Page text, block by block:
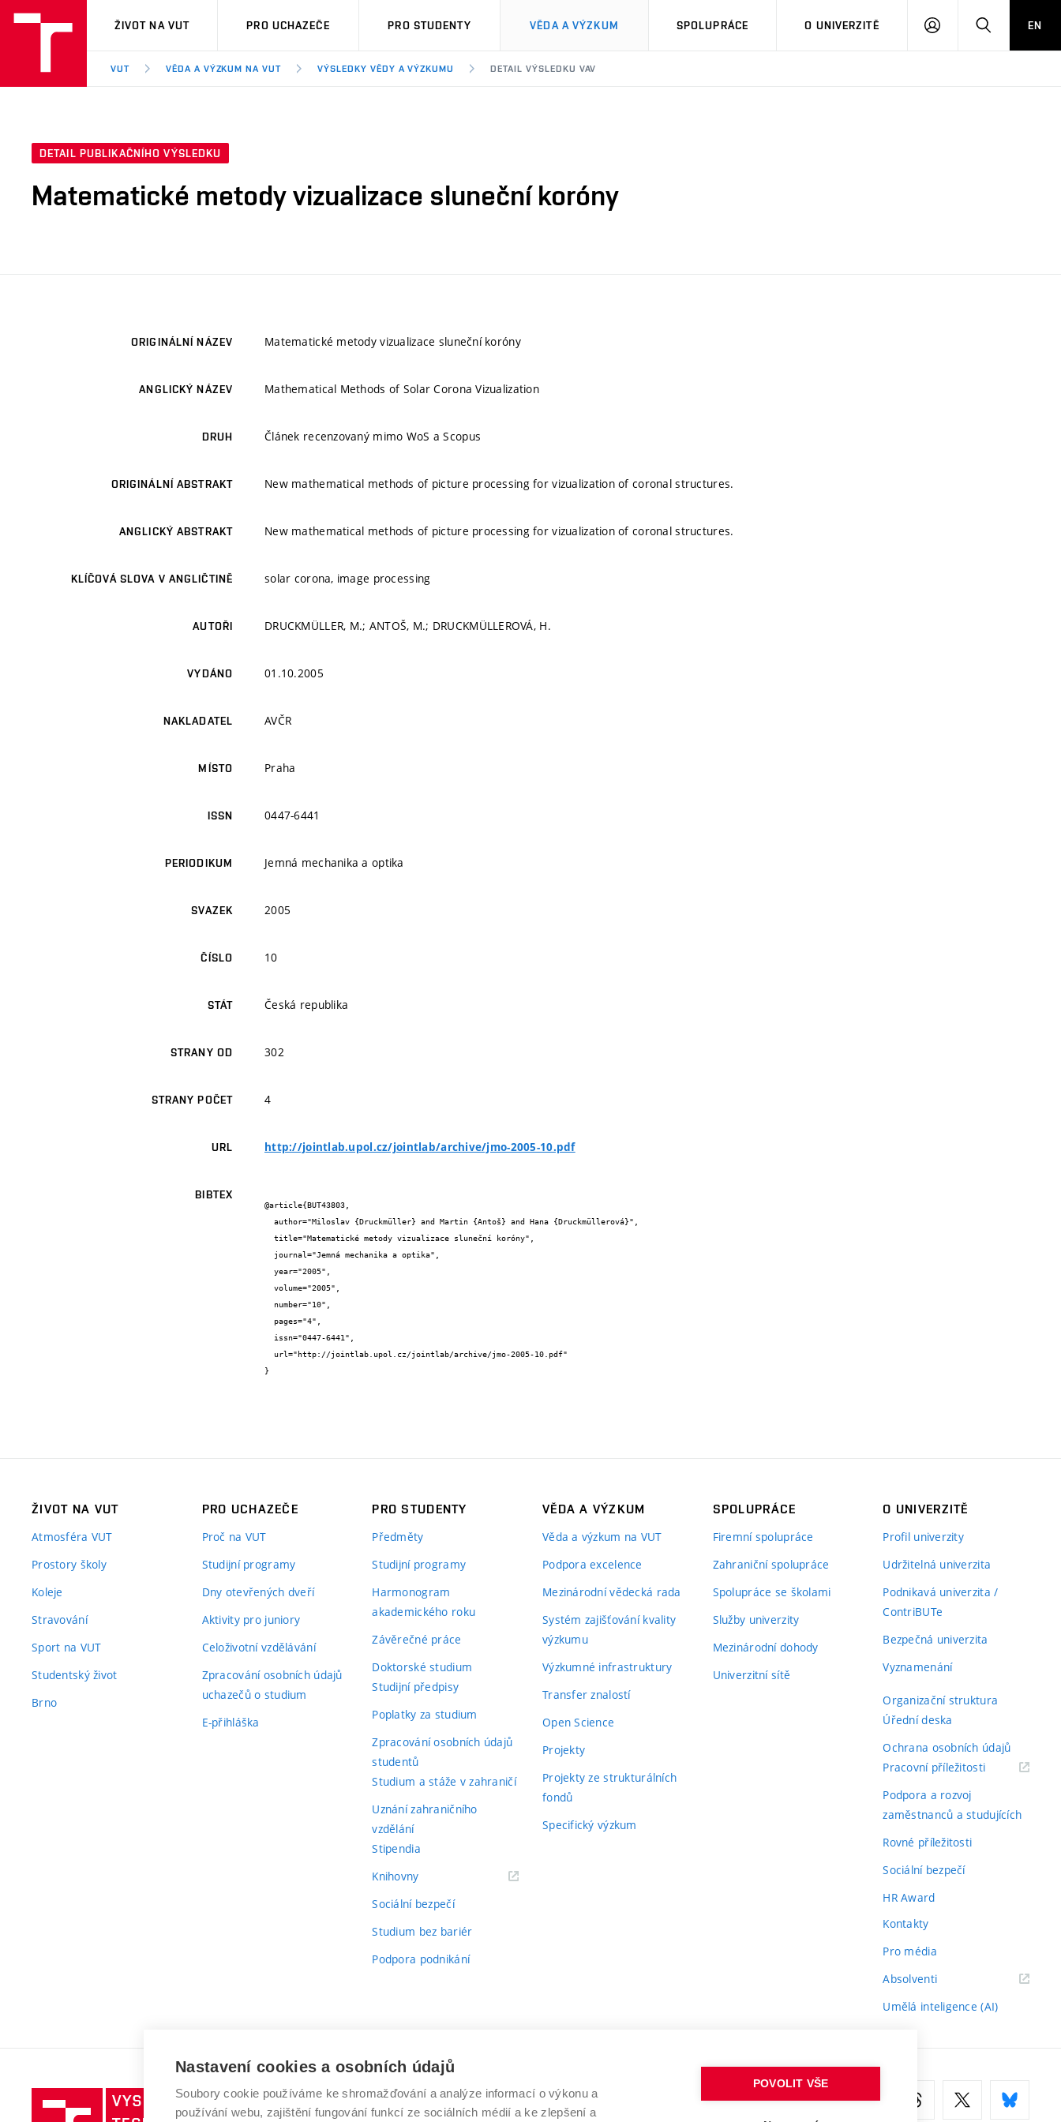
VUT
ŽIVOT NA VUT PRO UCHAZEČE PRO STUDENTY VĚDA A VÝZKUM SPOLUPRÁCE O UNIVERZITĚ
PŘIHLÁSIT HLEDATEN
VUT VĚDA A VÝZKUM NA VUT VÝSLEDKY VĚDY A VÝZKUMU DETAIL VÝSLEDKU VAV
DETAIL PUBLIKAČNÍHO VÝSLEDKU
Matematické metody vizualizace sluneční koróny
ORIGINÁLNÍ NÁZEV Matematické metody vizualizace sluneční koróny
ANGLICKÝ NÁZEV Mathematical Methods of Solar Corona Vizualization
DRUH Článek recenzovaný mimo WoS a Scopus
ORIGINÁLNÍ ABSTRAKT New mathematical methods of picture processing for vizualization of coronal structures.
ANGLICKÝ ABSTRAKT New mathematical methods of picture processing for vizualization of coronal structures.
KLÍČOVÁ SLOVA V ANGLIČTINĚ solar corona, image processing
AUTOŘI DRUCKMÜLLER, M.; ANTOŠ, M.; DRUCKMÜLLEROVÁ, H.
VYDÁNO 01.10.2005
NAKLADATEL AVČR
MÍSTO Praha
ISSN 0447-6441
PERIODIKUM Jemná mechanika a optika
SVAZEK 2005
ČÍSLO 10
STÁT Česká republika
STRANY OD 302
STRANY POČET 4
URL http://jointlab.upol.cz/jointlab/archive/jmo-2005-10.pdf
BIBTEX
@article{BUT43803,
}
ŽIVOT NA VUT
Atmosféra VUT
Prostory školy
Koleje
Stravování
Sport na VUT
Studentský život
Brno
PRO UCHAZEČE
Proč na VUT
Studijní programy
Dny otevřených dveří
Aktivity pro juniory
Celoživotní vzdělávání
Zpracování osobních údajů
uchazečů o studium
E-přihláška
PRO STUDENTY
Předměty
Studijní programy
Harmonogram
akademického roku
Závěrečné práce
Doktorské studium
Studijní předpisy
Poplatky za studium
Zpracování osobních údajů
studentů
Studium a stáže v zahraničí
Uznání zahraničního
vzdělání
Stipendia
Knihovny(externí
Sociální bezpečí
Studium bez bariér
Podpora podnikání
VĚDA A VÝZKUM
Věda a výzkum na VUT
Podpora excelence
Mezinárodní vědecká rada
Systém zajišťování kvality
výzkumu
Výzkumné infrastruktury
Transfer znalostí
Open Science
Projekty
Projekty ze strukturálních
fondů
Specifický výzkum
SPOLUPRÁCE
Firemní spolupráce
Zahraniční spolupráce
Spolupráce se školami
Služby univerzity
Mezinárodní dohody
Univerzitní sítě
O UNIVERZITĚ
Profil univerzity
Udržitelná univerzita
Podnikavá univerzita /
ContriBUTe
Bezpečná univerzita
Vyznamenání
Organizační struktura
Úřední deska
Ochrana osobních údajů
Pracovní příležitosti(externí
Podpora a rozvoj
zaměstnanců a studujících
Rovné příležitosti
Sociální bezpečí
HR Award
Kontakty
Pro média
Absolventi(externí
Umělá inteligence (AI)
Vysoké
učení
VYSOKÉ UČENÍ TECHNICKÉ V BRNĚ
Nastavení cookies a osobních údajů
Soubory cookie používáme ke shromažďování a analýze informací o výkonu a
používání webu, zajištění fungování funkcí ze sociálních médií a ke zlepšení a
POVOLIT VŠE